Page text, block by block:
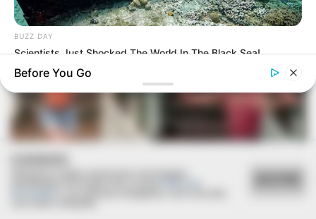
BUZZ DAY
Scientists Just Shocked The World In The Black Sea!
Before You Go